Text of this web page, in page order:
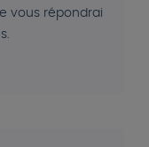
vous répondrai